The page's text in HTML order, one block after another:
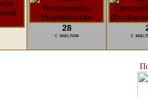
28
с маслом с